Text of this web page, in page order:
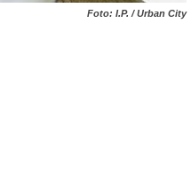
Foto: I.P. / Urban City